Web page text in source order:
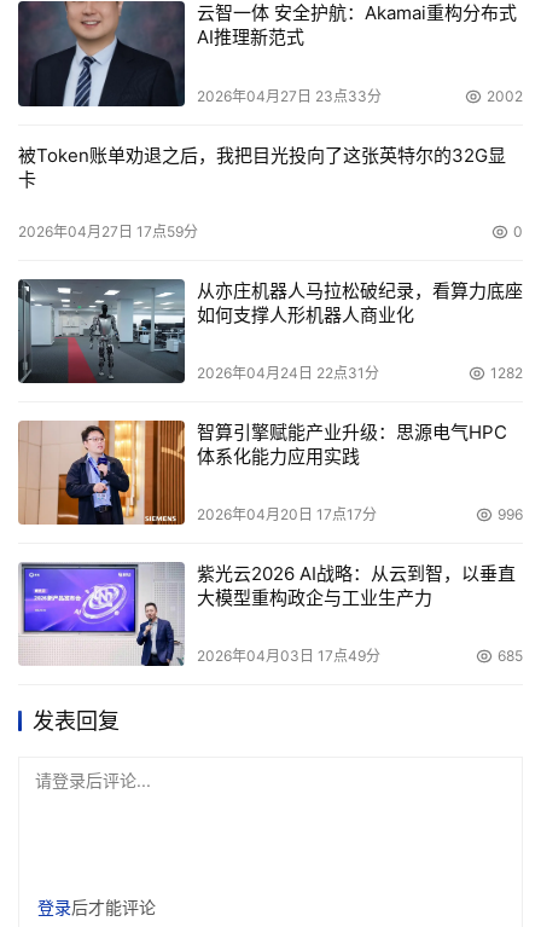
云智一体 安全护航：Akamai重构分布式
AI推理新范式
2026年04月27日 23点33分 2002
被Token账单劝退之后，我把目光投向了这张英特尔的32G显
卡
2026年04月27日 17点59分 0
从亦庄机器人马拉松破纪录，看算力底座
如何支撑人形机器人商业化
2026年04月24日 22点31分 1282
智算引擎赋能产业升级：思源电气HPC
体系化能力应用实践
2026年04月20日 17点17分 996
紫光云2026 AI战略：从云到智，以垂直
大模型重构政企与工业生产力
2026年04月03日 17点49分 685
发表回复
请登录后评论...
登录后才能评论